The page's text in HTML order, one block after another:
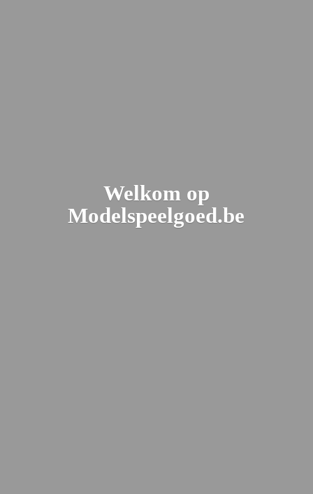
Welkom op
Modelspeelgoed.be